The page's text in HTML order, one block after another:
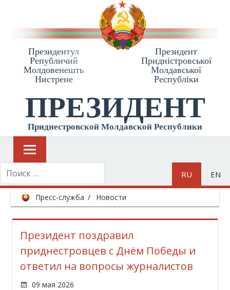
Президентул
Републичий
Молдовенешть
Нистрене
Президент
Приднiстровської
Молдавської
Республiки
ПРЕЗИДЕНТ
Приднестровской Молдавской Республики
RU EN
Пресс-служба Новости
Президент поздравил
приднестровцев с Днём Победы и
ответил на вопросы журналистов
09 мая 2026